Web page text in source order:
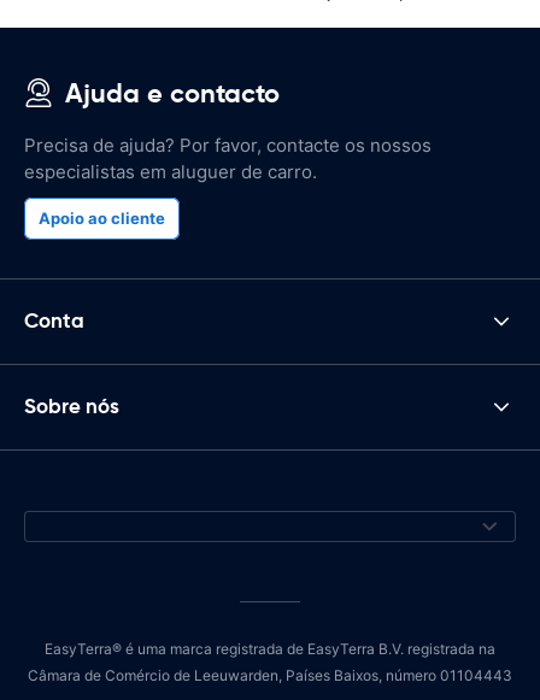
Ajuda e contacto
Precisa de ajuda? Por favor, contacte os nossos
especialistas em aluguer de carro.
Apoio ao cliente
Conta
Sobre nós
EasyTerra® é uma marca registrada de EasyTerra B.V. registrada na
Câmara de Comércio de Leeuwarden, Países Baixos, número 01104443